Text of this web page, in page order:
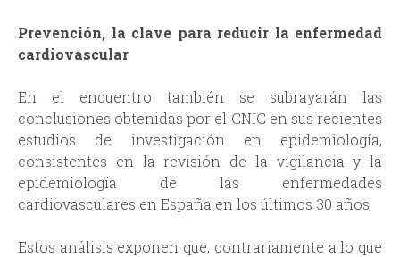
Prevención, la clave para reducir la enfermedad
cardiovascular
En el encuentro también se subrayarán las
conclusiones obtenidas por el CNIC en sus recientes
estudios de investigación en epidemiología,
consistentes en la revisión de la vigilancia y la
epidemiología de las enfermedades
cardiovasculares en España en los últimos 30 años.
Estos análisis exponen que, contrariamente a lo que